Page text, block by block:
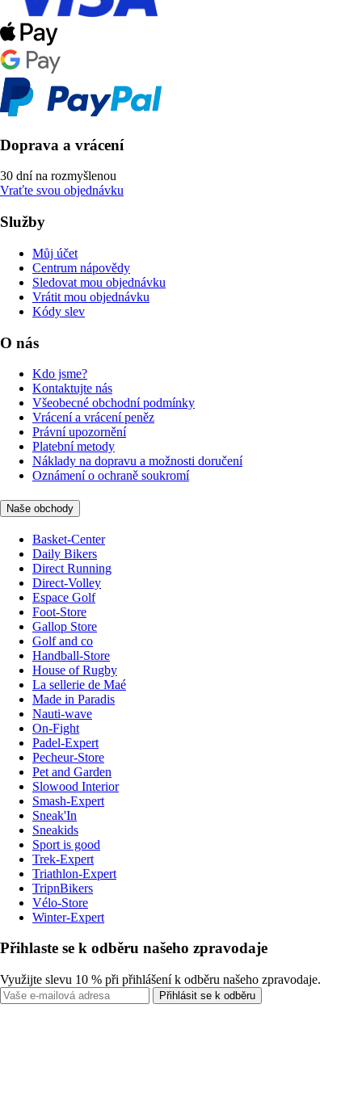
Doprava a vrácení
30 dní na rozmyšlenou
Vraťte svou objednávku
Služby
Můj účet
Centrum nápovědy
Sledovat mou objednávku
Vrátit mou objednávku
Kódy slev
O nás
Kdo jsme?
Kontaktujte nás
Všeobecné obchodní podmínky
Vrácení a vrácení peněz
Právní upozornění
Platební metody
Náklady na dopravu a možnosti doručení
Oznámení o ochraně soukromí
Naše obchody
Basket-Center
Daily Bikers
Direct Running
Direct-Volley
Espace Golf
Foot-Store
Gallop Store
Golf and co
Handball-Store
House of Rugby
La sellerie de Maé
Made in Paradis
Nauti-wave
On-Fight
Padel-Expert
Pecheur-Store
Pet and Garden
Slowood Interior
Smash-Expert
Sneak'In
Sneakids
Sport is good
Trek-Expert
Triathlon-Expert
TripnBikers
Vélo-Store
Winter-Expert
Přihlaste se k odběru našeho zpravodaje
Využijte slevu 10 % při přihlášení k odběru našeho zpravodaje.
Přihlásit se k odběru